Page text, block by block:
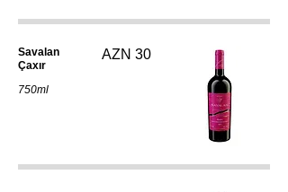
Savalan
Çaxır
750ml
AZN 30